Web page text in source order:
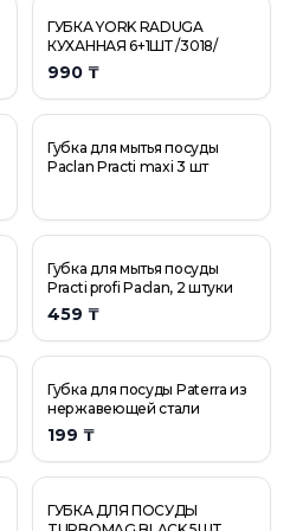
ГУБКА YORK RADUGA
КУХАННАЯ 6+1ШТ /3018/
990 ₸
Губка для мытья посуды
Paclan Practi maxi 3 шт
Губка для мытья посуды
Practi profi Paclan, 2 штуки
459 ₸
Губка для посуды Paterra из
нержавеющей стали
199 ₸
ГУБКА ДЛЯ ПОСУДЫ